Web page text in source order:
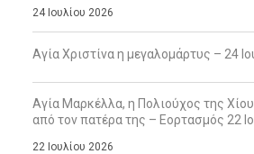
24 Ιουλίου 2026
Αγία Χριστίνα η μεγαλομάρτυς – 24
Αγία Μαρκέλλα, η Πολιούχος της
από τον πατέρα της – Εορτασμός 22
22 Ιουλίου 2026